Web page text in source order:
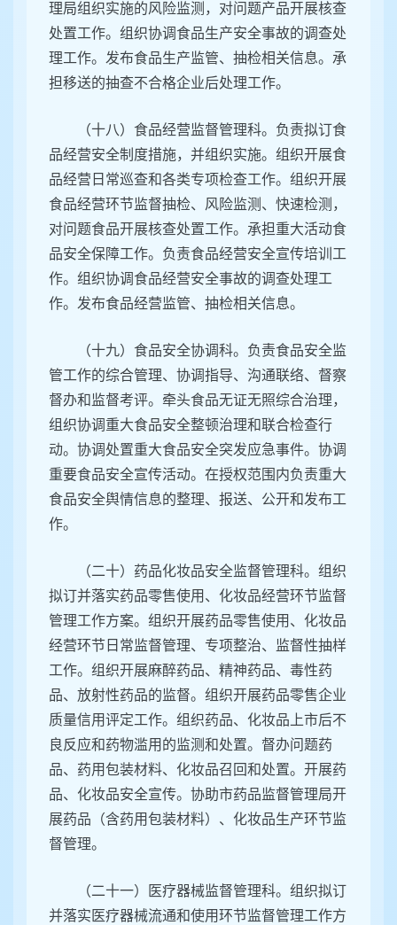
理局组织实施的风险监测，对问题产品开展核查
处置工作。组织协调食品生产安全事故的调查处
理工作。发布食品生产监管、抽检相关信息。承
担移送的抽查不合格企业后处理工作。
（十八）食品经营监督管理科。负责拟订食
品经营安全制度措施，并组织实施。组织开展食
品经营日常巡查和各类专项检查工作。组织开展
食品经营环节监督抽检、风险监测、快速检测，
对问题食品开展核查处置工作。承担重大活动食
品安全保障工作。负责食品经营安全宣传培训工
作。组织协调食品经营安全事故的调查处理工
作。发布食品经营监管、抽检相关信息。
（十九）食品安全协调科。负责食品安全监
管工作的综合管理、协调指导、沟通联络、督察
督办和监督考评。牵头食品无证无照综合治理，
组织协调重大食品安全整顿治理和联合检查行
动。协调处置重大食品安全突发应急事件。协调
重要食品安全宣传活动。在授权范围内负责重大
食品安全舆情信息的整理、报送、公开和发布工
作。
（二十）药品化妆品安全监督管理科。组织
拟订并落实药品零售使用、化妆品经营环节监督
管理工作方案。组织开展药品零售使用、化妆品
经营环节日常监督管理、专项整治、监督性抽样
工作。组织开展麻醉药品、精神药品、毒性药
品、放射性药品的监督。组织开展药品零售企业
质量信用评定工作。组织药品、化妆品上市后不
良反应和药物滥用的监测和处置。督办问题药
品、药用包装材料、化妆品召回和处置。开展药
品、化妆品安全宣传。协助市药品监督管理局开
展药品（含药用包装材料）、化妆品生产环节监
督管理。
（二十一）医疗器械监督管理科。组织拟订
并落实医疗器械流通和使用环节监督管理工作方